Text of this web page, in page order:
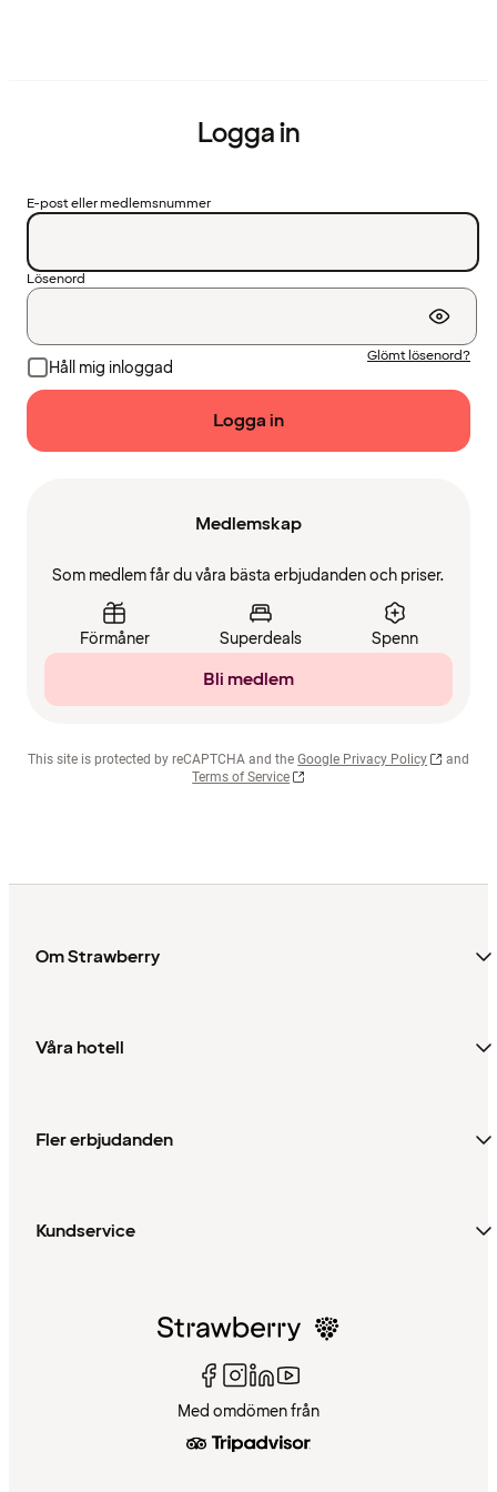
Logga in
E-post eller medlemsnummer
Lösenord
Håll mig inloggad
Glömt lösenord?
Logga in
Medlemskap
Som medlem får du våra bästa erbjudanden och priser.
Förmåner Superdeals Spenn
Bli medlem
This site is protected by reCAPTCHA and the Google Privacy Policy
and
Terms of Service
Om Strawberry
Våra hotell
Fler erbjudanden
Kundservice
Med omdömen från